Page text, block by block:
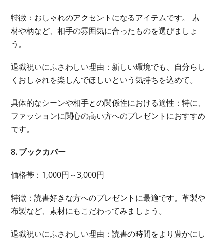
特徴：おしゃれのアクセントになるアイテムです。 素
材や柄など、相手の雰囲気に合ったものを選びましょ
う。
退職祝いにふさわしい理由：新しい環境でも、自分らし
くおしゃれを楽しんでほしいという気持ちを込めて。
具体的なシーンや相手との関係性における適性：特に、
ファッションに関心の高い方へのプレゼントにおすすめ
です。
8. ブックカバー
価格帯：1,000円～3,000円
特徴：読書好きな方へのプレゼントに最適です。革製や
布製など、素材にもこだわってみましょう。
退職祝いにふさわしい理由：読書の時間をより豊かにし